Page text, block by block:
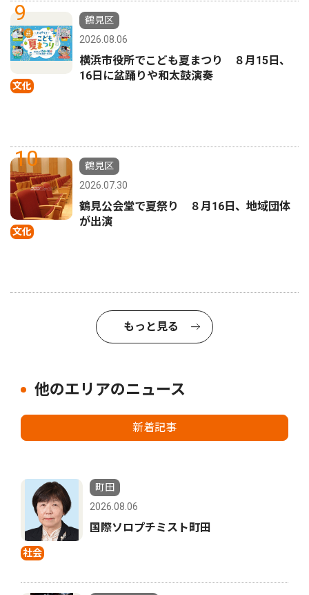
9
文化
鶴見区
2026.08.06
横浜市役所でこども夏まつり ８月15日、
16日に盆踊りや和太鼓演奏
10
文化
鶴見区
2026.07.30
鶴見公会堂で夏祭り ８月16日、地域団体
が出演
もっと見る
他のエリアのニュース
新着記事
社会
町田
2026.08.06
国際ソロプチミスト町田